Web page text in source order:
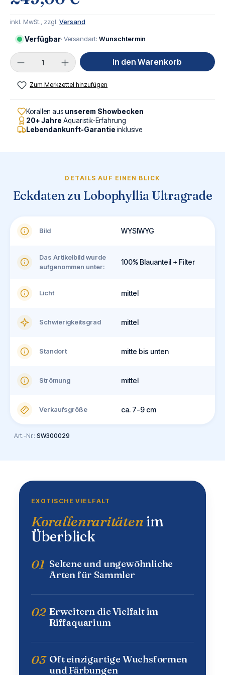
inkl. MwSt., zzgl. Versand
Verfügbar· Versandart: Wunschtermin
Produkt Anzahl: Gib den gewünschten Wert
In den Warenkorb
Zum Merkzettel hinzufügen
Korallen aus unserem Showbecken
20+ Jahre Aquaristik-Erfahrung
Lebendankunft-Garantie inklusive
DETAILS AUF EINEN BLICK
Eckdaten zu Lobophyllia Ultragrade
Bild WYSIWYG
Das Artikelbild wurde
aufgenommen unter:
100% Blauanteil + Filter
Licht mittel
Schwierigkeitsgrad mittel
Standort mitte bis unten
Strömung mittel
Verkaufsgröße ca. 7-9 cm
Art.-Nr.: SW300029
EXOTISCHE VIELFALT
Korallenraritäten im
Überblick
01 Seltene und ungewöhnliche
Arten für Sammler
02 Erweitern die Vielfalt im
Riffaquarium
03 Oft einzigartige Wuchsformen
und Färbungen